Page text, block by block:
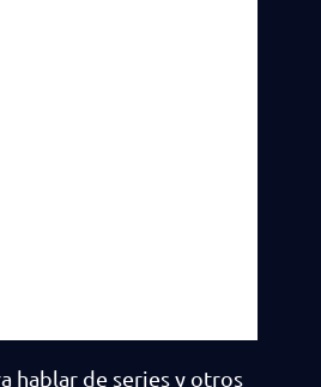
hablar de series y otros